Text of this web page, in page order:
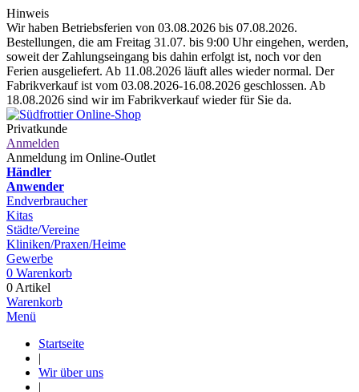
Hinweis
Wir haben Betriebsferien von 03.08.2026 bis 07.08.2026.
Bestellungen, die am Freitag 31.07. bis 9:00 Uhr eingehen, werden,
soweit der Zahlungseingang bis dahin erfolgt ist, noch vor den
Ferien ausgeliefert. Ab 11.08.2026 läuft alles wieder normal. Der
Fabrikverkauf ist vom 03.08.2026-16.08.2026 geschlossen. Ab
18.08.2026 sind wir im Fabrikverkauf wieder für Sie da.
Privatkunde
Anmelden
Anmeldung im Online-Outlet
Händler
Anwender
Endverbraucher
Kitas
Städte/Vereine
Kliniken/Praxen/Heime
Gewerbe
0 Warenkorb
0 Artikel
Warenkorb
Menü
Startseite
|
Wir über uns
|